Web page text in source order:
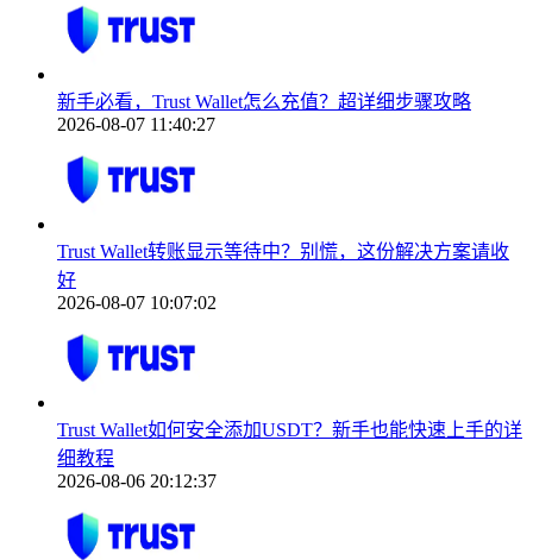
新手必看，Trust Wallet怎么充值？超详细步骤攻略
2026-08-07 11:40:27
Trust Wallet转账显示等待中？别慌，这份解决方案请收
好
2026-08-07 10:07:02
Trust Wallet如何安全添加USDT？新手也能快速上手的详
细教程
2026-08-06 20:12:37